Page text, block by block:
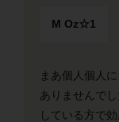
M Oz☆1
まあ個人個人
ありませんで
している方で